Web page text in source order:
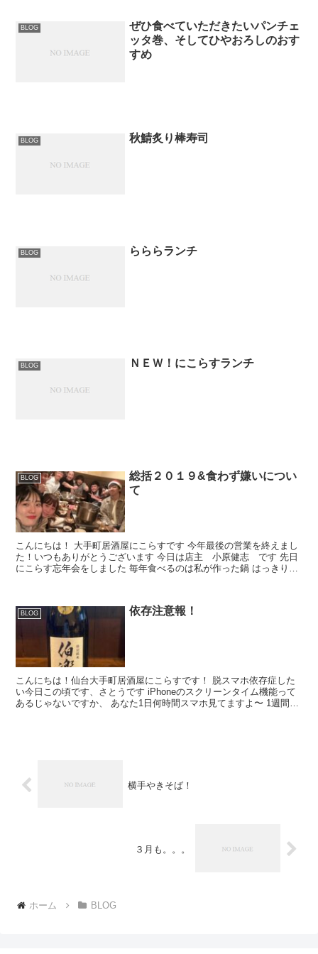
BLOG
ぜひ食べていただきたいパンチェ
ッタ巻、そしてひやおろしのおす
すめ
BLOG 秋鯖炙り棒寿司
BLOG らららランチ
BLOG ＮＥＷ！にこらすランチ
BLOG
総括２０１９&食わず嫌いについ
て
こんにちは！ 大手町居酒屋にこらすです 今年最後の営業を終えまし
た！いつもありがとうございます 今日は店主 小原健志 です 先日
にこらす忘年会をしました 毎年食べるのは私が作った鍋 はっきり言
BLOG 依存注意報！
こんにちは！仙台大手町居酒屋にこらすです！ 脱スマホ依存症した
い今日この頃です、さとうです iPhoneのスクリーンタイム機能って
あるじゃないですか、 あなた1日何時間スマホ見てますよ〜 1週間平
横手やきそば！
３月も。。。
ホーム BLOG